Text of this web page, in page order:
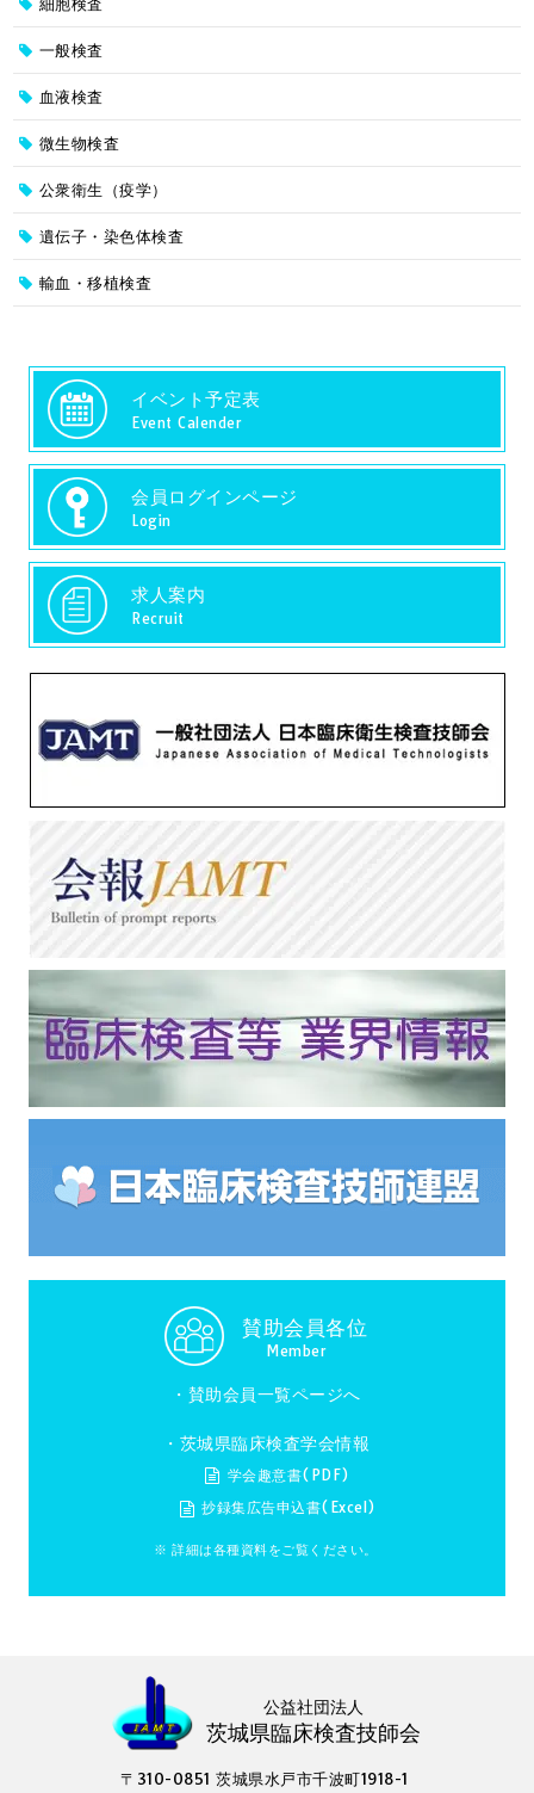
一般検査
血液検査
微生物検査
公衆衛生（疫学）
遺伝子・染色体検査
輸血・移植検査
イベント予定表
Event Calender
会員ログインページ
Login
求人案内
Recruit
賛助会員各位
Member
・ 賛助会員一覧ページへ
・茨城県臨床検査学会情報
学会趣意書(PDF)
抄録集広告申込書(Excel)
※ 詳細は各種資料をご覧ください。
公益社団法人
茨城県臨床検査技師会
〒310-0851 茨城県水戸市千波町1918-1